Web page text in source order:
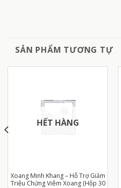
SẢN PHẨM TƯƠNG TỰ
HẾT HÀNG
Xoang Minh Khang – Hỗ Trợ Giảm
Triệu Chứng Viêm Xoang (Hộp 30